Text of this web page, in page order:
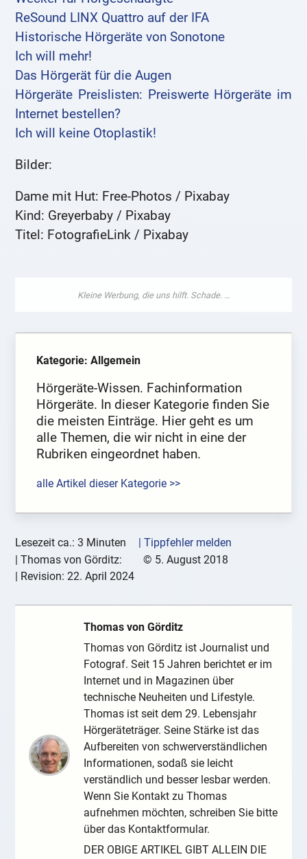
ReSound LINX Quattro auf der IFA
Historische Hörgeräte von Sonotone
Ich will mehr!
Das Hörgerät für die Augen
Hörgeräte Preislisten: Preiswerte Hörgeräte im
Internet bestellen?
Ich will keine Otoplastik!
Bilder:
Dame mit Hut: Free-Photos / Pixabay
Kind: Greyerbaby / Pixabay
Titel: FotografieLink / Pixabay
Kategorie: Allgemein
Hörgeräte-Wissen. Fachinformation
Hörgeräte. In dieser Kategorie finden Sie
die meisten Einträge. Hier geht es um
alle Themen, die wir nicht in eine der
Rubriken eingeordnet haben.
alle Artikel dieser Kategorie >>
Lesezeit ca.: 3 Minuten
| Tippfehler melden
|Thomas von Görditz: © 5. August 2018
| Revision:22. April 2024
Thomas von Görditz
Thomas von Görditz ist Journalist und
Fotograf. Seit 15 Jahren berichtet er im
Internet und in Magazinen über
technische Neuheiten und Lifestyle.
Thomas ist seit dem 29. Lebensjahr
Hörgeräteträger. Seine Stärke ist das
Aufbereiten von schwerverständlichen
Informationen, sodaß sie leicht
verständlich und besser lesbar werden.
Wenn Sie Kontakt zu Thomas
aufnehmen möchten, schreiben Sie bitte
über das Kontaktformular.
DER OBIGE ARTIKEL GIBT ALLEIN DIE